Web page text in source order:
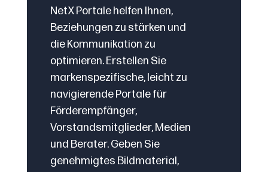
NetX Portale helfen Ihnen,
Beziehungen zu stärken und
die Kommunikation zu
optimieren. Erstellen Sie
markenspezifische, leicht zu
navigierende Portale für
Förderempfänger,
Vorstandsmitglieder, Medien
und Berater. Geben Sie
genehmigtes Bildmaterial,